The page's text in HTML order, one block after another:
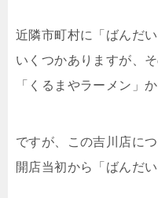
近隣市町村に「ばんだ
いくつかありますが、
「くるまやラーメン」
ですが、この吉川店に
開店当初から「ばんだい